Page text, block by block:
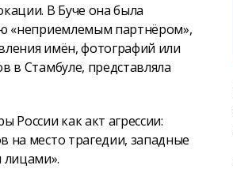
В Буче она была
«неприемлемым партнёром»,
имён, фотографий или
в Стамбуле, представляла
России как акт агрессии:
на место трагедии, западные